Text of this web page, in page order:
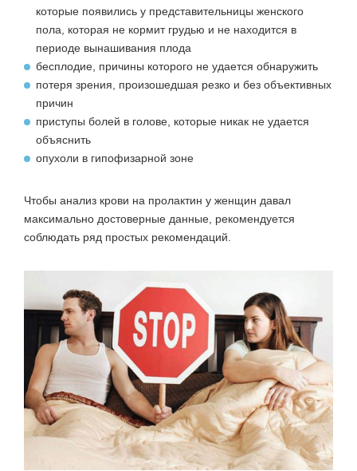
которые появились у представительницы женского
пола, которая не кормит грудью и не находится в
периоде вынашивания плода
бесплодие, причины которого не удается обнаружить
потеря зрения, произошедшая резко и без объективных
причин
приступы болей в голове, которые никак не удается
объяснить
опухоли в гипофизарной зоне
Чтобы анализ крови на пролактин у женщин давал
максимально достоверные данные, рекомендуется
соблюдать ряд простых рекомендаций.